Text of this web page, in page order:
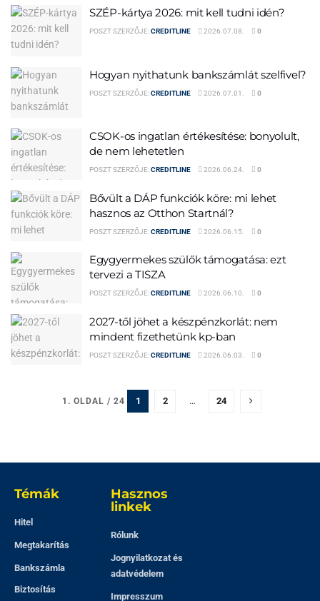
SZÉP-kártya 2026: mit kell tudni idén?
POSZT SZERZŐJE:CREDITLINE 2026.07.08. 0
Hogyan nyithatunk bankszámlát szelfivel?
POSZT SZERZŐJE:CREDITLINE 2026.07.01. 0
CSOK-os ingatlan értékesítése: bonyolult,
de nem lehetetlen
POSZT SZERZŐJE:CREDITLINE 2026.06.24. 0
Bővült a DÁP funkciók köre: mi lehet
hasznos az Otthon Startnál?
POSZT SZERZŐJE:CREDITLINE 2026.06.15. 0
Egygyermekes szülők támogatása: ezt
tervezi a TISZA
POSZT SZERZŐJE:CREDITLINE 2026.06.10. 0
2027-től jöhet a készpénzkorlát: nem
mindent fizethetünk kp-ban
POSZT SZERZŐJE:CREDITLINE 2026.06.03. 0
1. OLDAL / 24 1 2 … 24
Témák
Hitel
Megtakarítás
Bankszámla
Biztosítás
Hasznos
linkek
Rólunk
Jognyilatkozat és
adatvédelem
Impresszum